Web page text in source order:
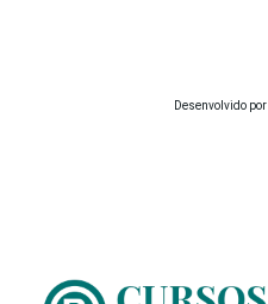
Desenvolvido por